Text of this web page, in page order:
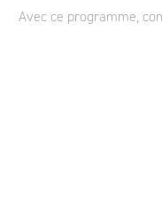
Avec ce programme,